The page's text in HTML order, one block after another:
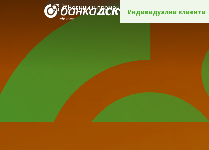
Индивидуални клиенти
Новини и промоции